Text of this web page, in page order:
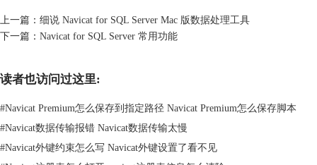
上一篇： 细说 Navicat for SQL Server Mac 版数据处理工具
下一篇： Navicat for SQL Server 常用功能
读者也访问过这里:
#Navicat Premium怎么保存到指定路径 Navicat Premium怎么保存脚本
#Navicat数据传输报错 Navicat数据传输太慢
#Navicat外键约束怎么写 Navicat外键设置了看不见